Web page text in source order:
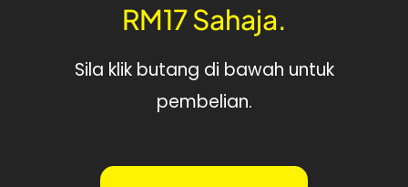
RM17 Sahaja.
Sila klik butang di bawah untuk
pembelian.